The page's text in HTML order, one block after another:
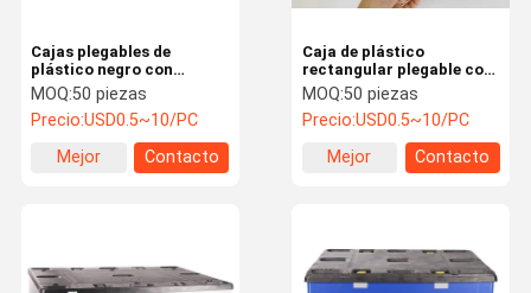
Cajas plegables de
plástico negro con
láminas corrugadas,
contenedores de
almacenamiento
plegables personalizados
MOQ:50 piezas
Precio:USD0.5~10/PC
Mejor
Contacto
Caja de plástico
rectangular plegable con
separadores de plástico
ligera, gris
MOQ:50 piezas
Precio:USD0.5~10/PC
Mejor
Contacto